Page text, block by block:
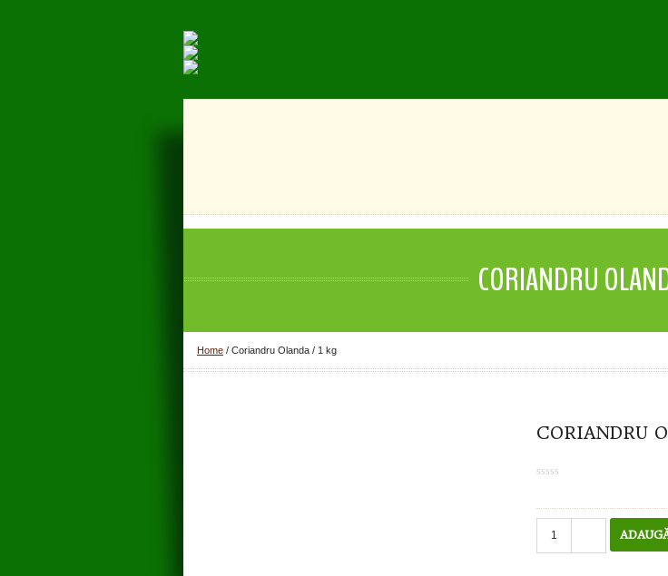
CORIANDRU
Home / Coriandru Olanda / 1 kg
CORIANDRU
of
5
Coriandru